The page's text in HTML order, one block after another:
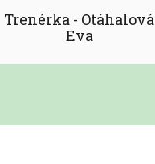
Trenérka - Otáhalová
Eva